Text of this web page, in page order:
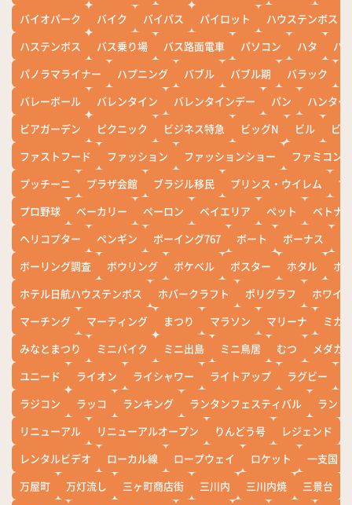
バイオパーク
バイク バイパス パイロット
ハウステンボス
ハステンボス
バス乗り場 バス路面電車 パソコン ハタ
ハ
パノラマライナー
ハプニング バブル バブル期 バラック
バレーボール
バレンタイン バレンタインデー パン
ハンター
ビアガーデン
ピクニック ビジネス特急 ビッグN ビル
ビワ
ファストフード
ファッション ファッションショー
ファミコン
プッチーニ
プラザ会館 ブラジル移民 プリンス・ウイレム
ブ
プロ野球
ベーカリー ペーロン ベイエリア ペット
ベトナ
ヘリコプター
ペンギン ボーイング767 ボート ボーナス
ボーリング調査
ボウリング ポケベル ポスター ホタル
ホ
ホテル日航ハウステンボス
ホバークラフト ポリグラフ
ホワイ
マーチング
マーティング まつり マラソン マリーナ
ミカ
みなとまつり
ミニバイク ミニ出島 ミニ鳥居 むつ
メダカ
ユニード
ライオン ライシャワー ライトアップ ラグビー
ラジコン
ラッコ ランキング ランタンフェスティバル
ランド
リニューアル
リニューアルオープン りんどう号 レジェンド
レンタルビデオ
ローカル線 ロープウェイ ロケット
一支国
万屋町
万灯流し 三ヶ町商店街 三川内 三川内焼 三景台